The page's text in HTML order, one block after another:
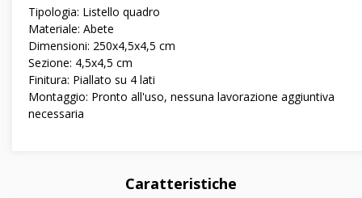
Tipologia: Listello quadro
Materiale: Abete
Dimensioni: 250x4,5x4,5 cm
Sezione: 4,5x4,5 cm
Finitura: Piallato su 4 lati
Montaggio: Pronto all'uso, nessuna lavorazione aggiuntiva
necessaria
Caratteristiche